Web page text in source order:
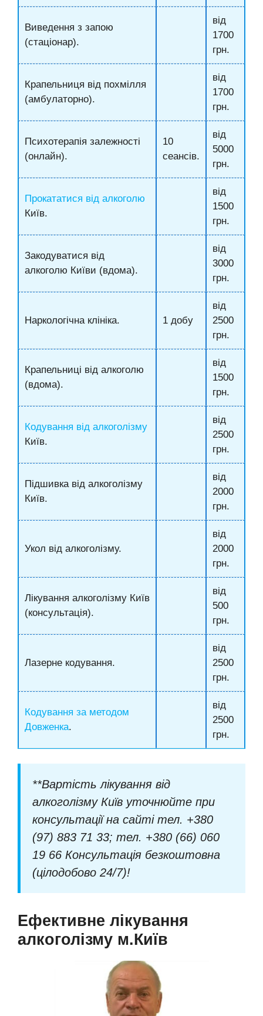
Виведення з запою
(стаціонар).
від
1700
грн.
Крапельниця від похмілля
(амбулаторно).
від
1700
грн.
Психотерапія залежності
(онлайн).
10
сеансів.
від
5000
грн.
Прокататися від алкоголю
Київ.
від
1500
грн.
Закодуватися від
алкоголю Київи (вдома).
від
3000
грн.
Наркологічна клініка. 1 добу
від
2500
грн.
Крапельниці від алкоголю
(вдома).
від
1500
грн.
Кодування від алкоголізму
Київ.
від
2500
грн.
Підшивка від алкоголізму
Київ.
від
2000
грн.
Укол від алкоголізму.
від
2000
грн.
Лікування алкоголізму Київ
(консультація).
від
500
грн.
Лазерне кодування.
від
2500
грн.
Кодування за методом
Довженка.
від
2500
грн.
**Вартість лікування від
алкоголізму Київ уточнюйте при
консультації на сайті тел. +380
(97) 883 71 33; тел. +380 (66) 060
19 66 Консультація безкоштовна
(цілодобово 24/7)!
Ефективне лікування
алкоголізму м.Київ